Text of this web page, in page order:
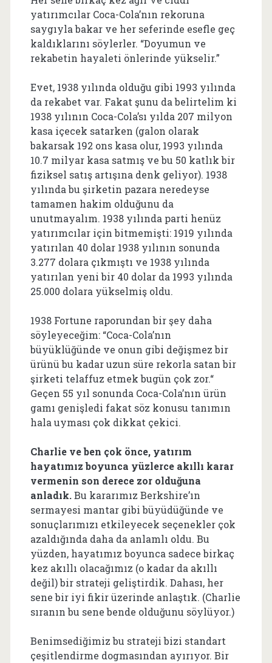
yatırımcılar Coca-Cola’nın rekoruna
saygıyla bakar ve her seferinde esefle geç
kaldıklarını söylerler. “Doyumun ve
rekabetin hayaleti önlerinde yükselir.”
Evet, 1938 yılında olduğu gibi 1993 yılında
da rekabet var. Fakat şunu da belirtelim ki
1938 yılının Coca-Cola’sı yılda 207 milyon
kasa içecek satarken (galon olarak
bakarsak 192 ons kasa olur, 1993 yılında
10.7 milyar kasa satmış ve bu 50 katlık bir
fiziksel satış artışına denk geliyor). 1938
yılında bu şirketin pazara neredeyse
tamamen hakim olduğunu da
unutmayalım. 1938 yılında parti henüz
yatırımcılar için bitmemişti: 1919 yılında
yatırılan 40 dolar 1938 yılının sonunda
3.277 dolara çıkmıştı ve 1938 yılında
yatırılan yeni bir 40 dolar da 1993 yılında
25.000 dolara yükselmiş oldu.
1938 Fortune raporundan bir şey daha
söyleyeceğim: “Coca-Cola’nın
büyüklüğünde ve onun gibi değişmez bir
ürünü bu kadar uzun süre rekorla satan bir
şirketi telaffuz etmek bugün çok zor.“
Geçen 55 yıl sonunda Coca-Cola’nın ürün
gamı genişledi fakat söz konusu tanımın
hala uyması çok dikkat çekici.
Charlie ve ben çok önce, yatırım
hayatımız boyunca yüzlerce akıllı karar
vermenin son derece zor olduğuna
anladık.Bu kararımız Berkshire’ın
sermayesi mantar gibi büyüdüğünde ve
sonuçlarımızı etkileyecek seçenekler çok
azaldığında daha da anlamlı oldu. Bu
yüzden, hayatımız boyunca sadece birkaç
kez akıllı olacağımız (o kadar da akıllı
değil) bir strateji geliştirdik. Dahası, her
sene bir iyi fikir üzerinde anlaştık. (Charlie
sıranın bu sene bende olduğunu söylüyor.)
Benimsediğimiz bu strateji bizi standart
çeşitlendirme dogmasından ayırıyor. Bir